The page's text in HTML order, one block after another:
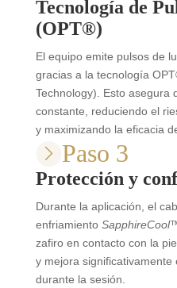
Tecnología de
(OPT®)
El equipo emite pulsos de
gracias a la tecnología
Technology). Esto asegura
constante, reduciendo el
y maximizando la eficacia
Paso 3
Protección y
Durante la aplicación, el
enfriamiento
zafiro en contacto con la
y mejora significativamente
durante la sesión